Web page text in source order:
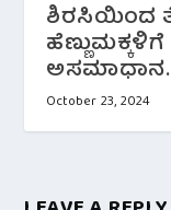
ಶಿರಸಿಯಿಂದ
ಅಸಮಾಧಾನ.
October 23, 2024